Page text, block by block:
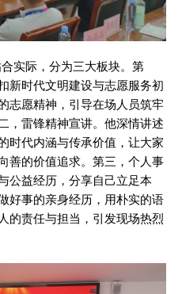
实际，分为三大板块。第
新时代文明建设与志愿服务初
志愿精神，引导在场人员筑牢
，雷锋精神宣讲。他深情讲述
时代内涵与传承价值，让大家
善的价值追求。第三，个人事
公益经历，分享自己立足本
好事的亲身经历，用朴实的语
的责任与担当，引发现场热烈